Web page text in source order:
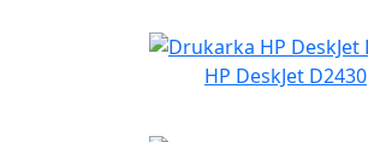
HP DeskJet D2430